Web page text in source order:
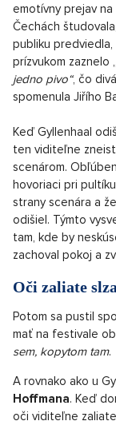
emotívny prejav na
Čechách
publiku
prízvukom zaznelo „
jedno pivo“, čo
spomenula Jiřího
Keď Gyllenhaal
ten viditeľne
scenárom.
hovoriaci pri
strany scenára a
odišiel. Týmto
tam, kde by
zachoval pokoj a
Oči zaliate
Potom sa pustil
mať na festivale
sem, kopytom tam.
A rovnako ako u
Hoffmana. Keď
oči viditeľne